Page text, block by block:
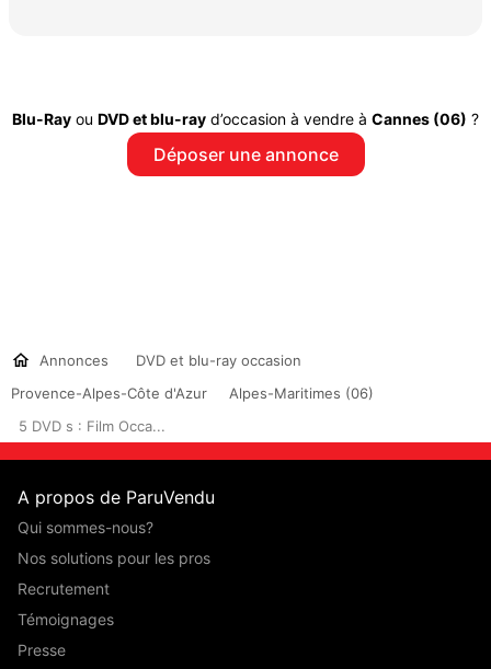
Blu-Ray ou DVD et blu-ray d’occasion à vendre à Cannes (06) ?
Déposer une annonce
Annonces
DVD et blu-ray occasion
Provence-Alpes-Côte d'Azur
Alpes-Maritimes (06)
5 DVD s : Film Occa...
A propos de ParuVendu
Qui sommes-nous?
Nos solutions pour les pros
Recrutement
Témoignages
Presse